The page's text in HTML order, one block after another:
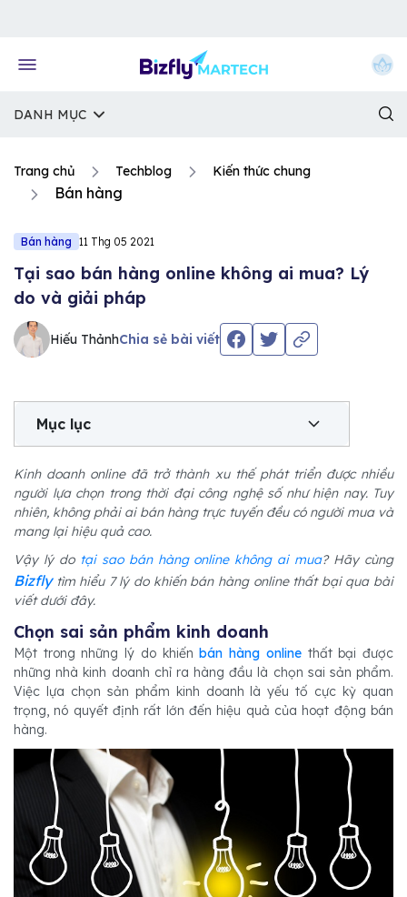
DANH MỤC
Trang chủ Techblog Kiến thức chung
Bán hàng
Bán hàng 11 Thg 05 2021
Tại sao bán hàng online không ai mua? Lý
do và giải pháp
Hiếu ThảnhChia sẻ bài viết
Mục lục
Kinh doanh online đã trở thành xu thế phát triển được nhiều
người lựa chọn trong thời đại công nghệ số như hiện nay. Tuy
nhiên, không phải ai bán hàng trực tuyến đều có người mua và
mang lại hiệu quả cao.
Vậy lý do tại sao bán hàng online không ai mua? Hãy cùng
Bizflytìm hiểu 7 lý do khiến bán hàng online thất bại qua bài
viết dưới đây.
Chọn sai sản phẩm kinh doanh
Một trong những lý do khiếnbán hàng online thất bại được
những nhà kinh doanh chỉ ra hàng đầu là chọn sai sản phẩm.
Việc lựa chọn sản phẩm kinh doanh là yếu tố cực kỳ quan
trọng, nó quyết định rất lớn đến hiệu quả của hoạt động bán
hàng.